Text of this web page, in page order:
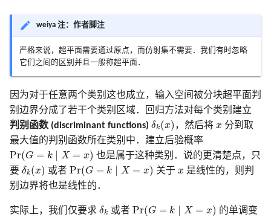
weiya 注：作者脚注
严格来说，超平面需要通过原点，而仿射集不需要．我们有时忽略
它们之间的区别并且一般称超平面．
因为对于任意两个类别这也成立，输入空间被分块超平面判
别边界分成了若干个类别区域．回归方法对每个类别建立
判别函数 (discriminant functions) δk(x)
δ ( )
，然后将 x
x 分到取
最大值的判别函数所在类别中．建立后验概率
Pr(G = k ∣ X = x)
Pr G= X = )
也是属于这种类别．说的更清楚点，只
要 δk(x)
δ ( )
或者 Pr(G = k ∣ X = x)
Pr G=k ∣X = )
关于 x
x 是线性的，则判
别边界将也是线性的．
实际上，我们仅要求 δk
δ
或者 Pr(G = k ∣ X = x)
Pr G=k ∣X = )
的单调变